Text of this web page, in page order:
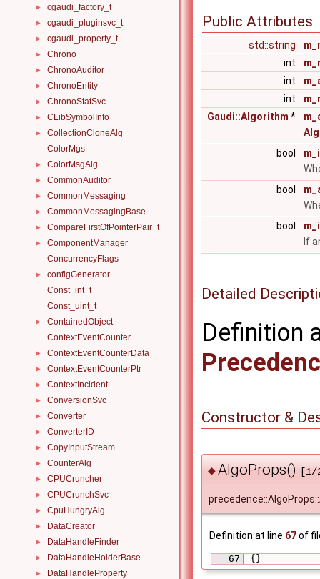
► cgaudi_factory_t
► cgaudi_pluginsvc_t
► cgaudi_property_t
► Chrono
► ChronoAuditor
► ChronoEntity
► ChronoStatSvc
► CLibSymbolInfo
►
CollectionCloneAlg
ColorMgs
► ColorMsgAlg
► CommonAuditor
► CommonMessaging
► CommonMessagingBase
► CompareFirstOfPointerPair_t
►
ComponentManager
ConcurrencyFlags
►
configGenerator
Const_int_t
Const_uint_t
►
ContainedObject
ContextEventCounter
► ContextEventCounterData
► ContextEventCounterPtr
► ContextIncident
► ConversionSvc
► Converter
► ConverterID
► CopyInputStream
► CounterAlg
► CPUCruncher
► CPUCrunchSvc
► CpuHungryAlg
► DataCreator
► DataHandleFinder
► DataHandleHolderBase
► DataHandleProperty
Public Attributes
std::string
int
int
int
Gaudi::Algorithm *
bool
bool
bool
If
Detailed
Definition
Constructor &
◆AlgoProps()
Definition at line 67of
   67
{}